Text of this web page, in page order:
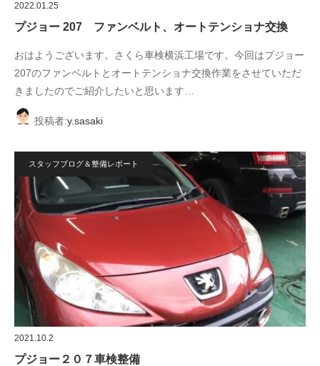
2022.01.25
プジョー 207 ファンベルト、オートテンショナ交換
おはようございます。さくら車検横浜工場です。今回はプジョー
207のファンベルトとオートテンショナ交換作業をさせていただ
きましたのでご紹介したいと思います…
投稿者:y.sasaki
スタッフブログ＆整備レポート
2021.10.2
プジョー２０７車検整備